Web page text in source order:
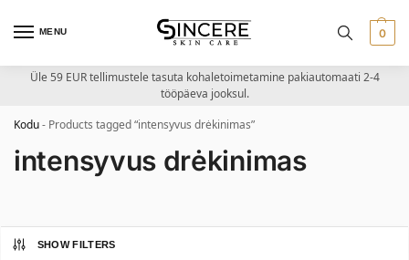
MENU 0
Üle 59 EUR tellimustele tasuta kohaletoimetamine pakiautomaati 2-4
tööpäeva jooksul.
Kodu- Products tagged “intensyvus drėkinimas”
intensyvus drėkinimas
SHOW FILTERS